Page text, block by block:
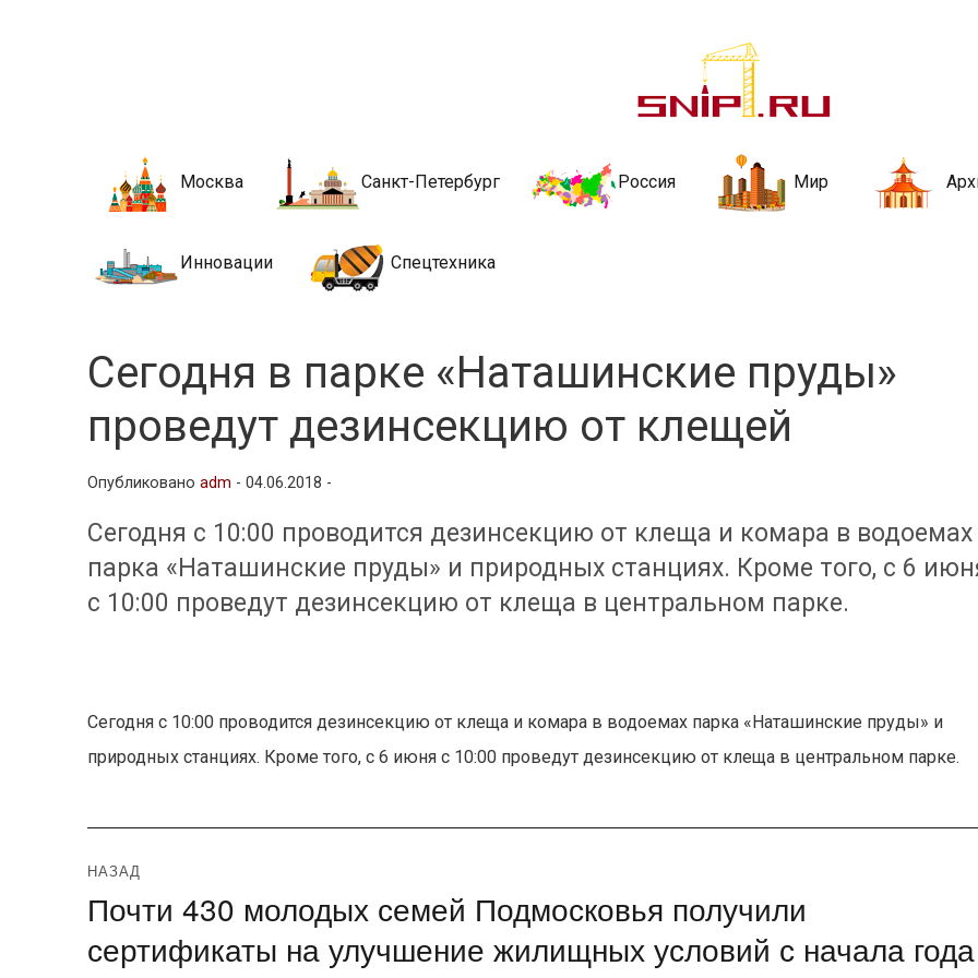
Новости строительства и
стройкой рубрики
Москва Санкт-Петербург Россия Мир
Инновации Спецтехника
Сегодня в парке «Наташинские пруды»
проведут дезинсекцию от клещей
Опубликованоadm -04.06.2018 -
Сегодня с 10:00 проводится дезинсекцию от клеща и комара в водоемах
парка «Наташинские пруды» и природных станциях. Кроме того, с 6
с 10:00 проведут дезинсекцию от клеща в центральном парке.
Сегодня с 10:00 проводится дезинсекцию от клеща и комара в водоемах парка «Наташинские пруды» и
природных станциях. Кроме того, с 6 июня с 10:00 проведут дезинсекцию от клеща в центральном парке.
Навигация
по
записям
НАЗАД
Предыдущая
Почти 430 молодых семей Подмосковья получили
сертификаты на улучшение жилищных условий с начала года